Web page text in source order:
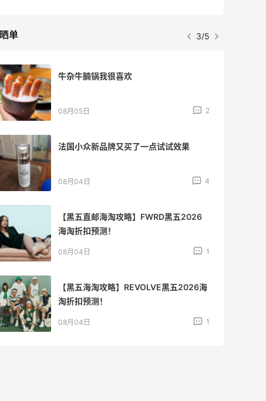
单 3/5
牛杂牛腩锅我很喜欢
08月05日 2
法国小众新品牌又买了一点试试效果
08月04日 4
【黑五直邮海淘攻略】FWRD黑五2026
海淘折扣预测！
08月04日 1
【黑五海淘攻略】REVOLVE黑五2026海
淘折扣预测！
08月04日 1